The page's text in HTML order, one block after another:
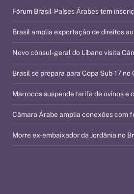
Fórum Brasil-Países Árabes tem
Brasil amplia exportação de direitos
Novo cônsul-geral do Líbano visita
Brasil se prepara para Copa Sub-17 no
Marrocos suspende tarifa de ovinos e
Câmara Árabe amplia conexões com
Morre ex-embaixador da Jordânia no